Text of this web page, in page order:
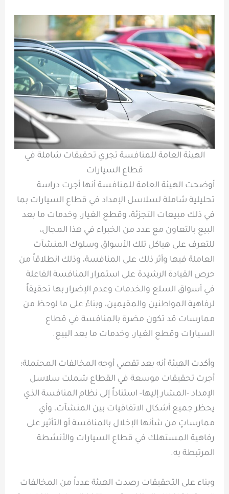
الهيئة العامة للمنافسة تجري تحقيقات شاملة في
قطاع السيارات
أوضحت الهيئة العامة للمنافسة أنها أجرت دراسة
تحليلية شاملة لسلاسل الإمداد في قطاع السيارات بما
في ذلك مبيعات التجزئة، وقطع الغيار، وخدمات ما بعد
البيع بالتعاون مع عدد من الخبراء في هذا المجال،
للتعرف على هياكل تلك الأسواق وسلوك المنشآت
العاملة فيها وأثر ذلك على المنافسة، وذلك انطلاقاً من
حرص القيادة الرشيدة على استمرار المنافسة الفاعلة
في أسواق السلع والخدمات وعدم الإضرار بها تحقيقاً
لرفاهية المواطنين والمقيمين، وبناءً على ما لوحظ من
ممارسات قد تكون مضرة بالمنافسة في قطاع
السيارات وقطع الغيار، وخدمات ما بعد البيع.
وأكدت الهيئة أنه بعد تقصي أوجه المخالفات المحتملة؛
أجرت تحقيقات موسعة في القطاع شملت سلاسل
الإمداد -المشار إليها- استناداً إلى نظام المنافسة الذي
يحظر جميع أشكال الاتفاقيات بين المنشآت، وأي
ممارساتٍ من شأنها الإخلال بالمنافسة أو التأثير على
رفاهية المستهلك في قطاع السيارات والأنشطة
المرتبطة به.
وبناء على التحقيقات رصدت الهيئة عدداً من المخالفات